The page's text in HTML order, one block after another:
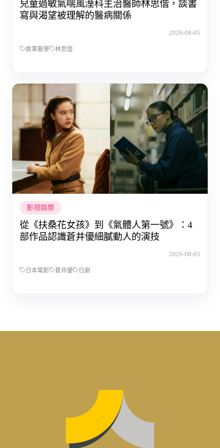
兒童過敏氣喘風溼科主治醫師林思偕，談書
寫與渴望被理解的醫病關係
2026-08-05
敘事醫學 林思偕
影視娛樂
從《扶桑花女孩》到《氣體人第一號》：4
部作品認識蒼井優細膩動人的演技
2026-08-05
日本電影 蒼井優 日劇